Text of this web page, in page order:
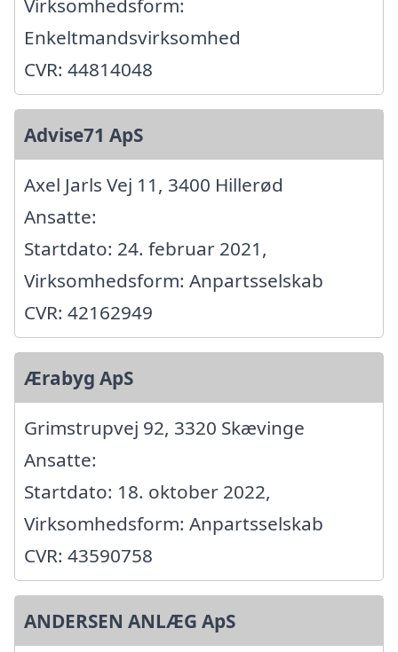
Enkeltmandsvirksomhed
CVR: 44814048
Advise71 ApS
Axel Jarls Vej 11, 3400 Hillerød
Ansatte:
Startdato: 24. februar 2021,
Virksomhedsform: Anpartsselskab
CVR: 42162949
Ærabyg ApS
Grimstrupvej 92, 3320 Skævinge
Ansatte:
Startdato: 18. oktober 2022,
Virksomhedsform: Anpartsselskab
CVR: 43590758
ANDERSEN ANLÆG ApS